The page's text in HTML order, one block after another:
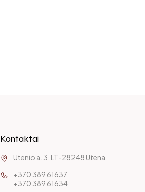
Kontaktai
Utenio a. 3, LT-28248 Utena
+370 389 61637
+370 389 61634